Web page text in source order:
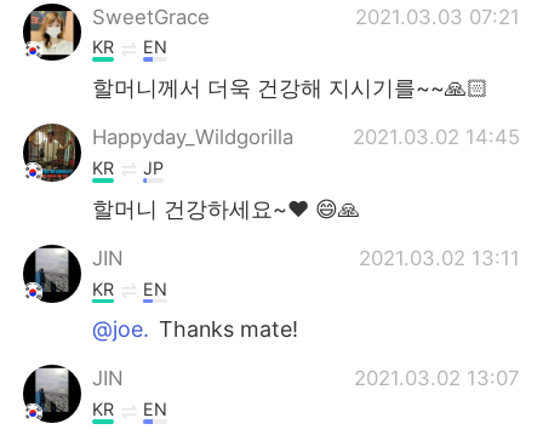
SweetGrace
2021.03.03 07:21
KR EN
할머니께서 더욱 건강해 지시기를~~🙏🏻
Happyday_Wildgorilla 2021.03.02 14:45
KR JP
할머니 건강하세요~♥ 😄🙏
JIN 2021.03.02 13:11
KR EN
@joe. Thanks mate!
JIN 2021.03.02 13:07
KR EN